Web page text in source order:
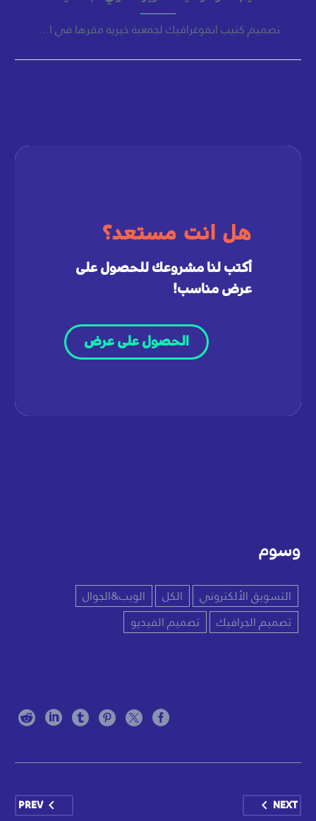
تصميم كتيب انفوغرافيك لجمعية خيريه مقرها في السعودية مكون التصميم من غلاف للكتيب واربع صفحات داخلية
هل انت مستعد؟
أكتب لنا مشروعك للحصول على
عرض مناسب!
الحصول على عرض
وسوم
التسويق الألكتروني الكل
الويب&الجوال
تصميم الجرافيك
تصميم الفيديو
PREV NEXT